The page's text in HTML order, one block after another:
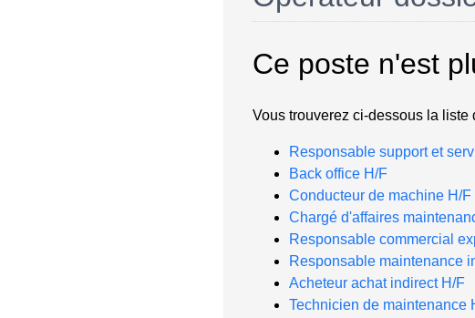
Ce poste n'est
Vous trouverez ci-dessous la liste
Responsable support et
Back office H/F
Conducteur de machine H/F
Chargé d'affaires
Responsable commercial
Responsable maintenance
Acheteur achat indirect H/F
Technicien de maintenance